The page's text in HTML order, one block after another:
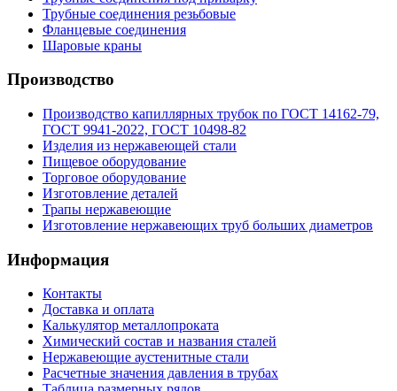
Трубные соединения резьбовые
Фланцевые соединения
Шаровые краны
Производство
Производство капиллярных трубок по ГОСТ 14162-79,
ГОСТ 9941-2022, ГОСТ 10498-82
Изделия из нержавеющей стали
Пищевое оборудование
Торговое оборудование
Изготовление деталей
Трапы нержавеющие
Изготовление нержавеющих труб больших диаметров
Информация
Контакты
Доставка и оплата
Калькулятор металлопроката
Химический состав и названия сталей
Нержавеющие аустенитные стали
Расчетные значения давления в трубах